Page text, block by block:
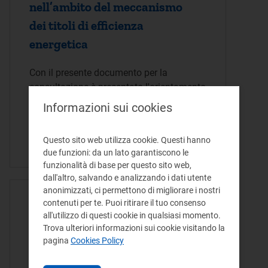
nell’ambito del meccanismo
dei titoli di efficienza
energetica
Con il presente documento per la
consultazione è presentato l'orientamento
dell'Autorità in merito alla
rideterminazione del contributo tariffario
meccanismo dei…
ATTO DELIBERA - 25/07/2023
Determinazione del
contributo tariffario da
Informazioni sui cookies
Questo sito web utilizza cookie. Questi hanno
due funzioni: da un lato garantiscono le
funzionalità di base per questo sito web,
dall'altro, salvando e analizzando i dati utente
anonimizzati, ci permettono di migliorare i nostri
contenuti per te. Puoi ritirare il tuo consenso
all'utilizzo di questi cookie in qualsiasi momento.
Trova ulteriori informazioni sui cookie visitando la
pagina Cookies Policy